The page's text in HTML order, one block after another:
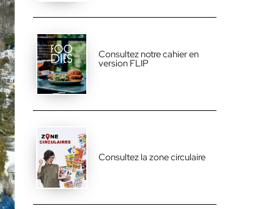
Consultez notre cahier en
version FLIP
Consultez la zone circulaire